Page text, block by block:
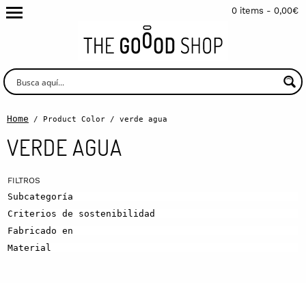
0 items - 0,00€
Home / Product Color / verde agua
VERDE AGUA
Subcategoría
Criterios de sostenibilidad
Fabricado en
Material